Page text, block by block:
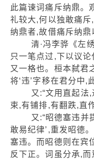
此篇谏词痛斥纳鼎。
礼较大,何以独敢痛
纳鼎者,故借痛斥纳鼎
清·冯李骅《左绣
只一笔点过,下以议
又一格也。桓本弑君
将‘违’字移在君分中,
又:“文用直起法,通
束,有铺排,有翻跌,直
又:“昭德塞违并提,
敢易纪律’,重发昭德
塞违。而昭德则在宾
反下正。词虽分承,